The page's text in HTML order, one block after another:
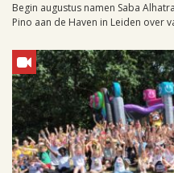
Begin augustus namen Saba
Pino aan de Haven in Leiden over